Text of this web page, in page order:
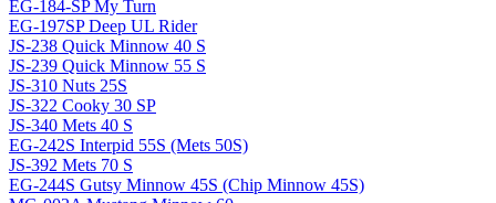
EG-184-SP My Turn
EG-197SP Deep UL Rider
JS-238 Quick Minnow 40 S
JS-239 Quick Minnow 55 S
JS-310 Nuts 25S
JS-322 Cooky 30 SP
JS-340 Mets 40 S
EG-242S Interpid 55S (Mets 50S)
JS-392 Mets 70 S
EG-244S Gutsy Minnow 45S (Chip Minnow 45S)